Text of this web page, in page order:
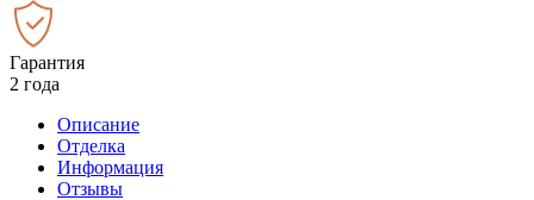
Гарантия
2 года
Описание
Отделка
Информация
Отзывы